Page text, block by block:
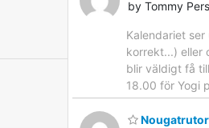
by Tommy
Kalendariet
korrekt...) eller
blir väldigt få
18.00 för Yogi
Nougatrutor